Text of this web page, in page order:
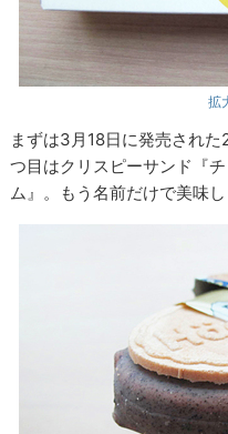
拡
まずは3月18日に発売され
つ目はクリスピーサンド『
ム』。もう名前だけで美味